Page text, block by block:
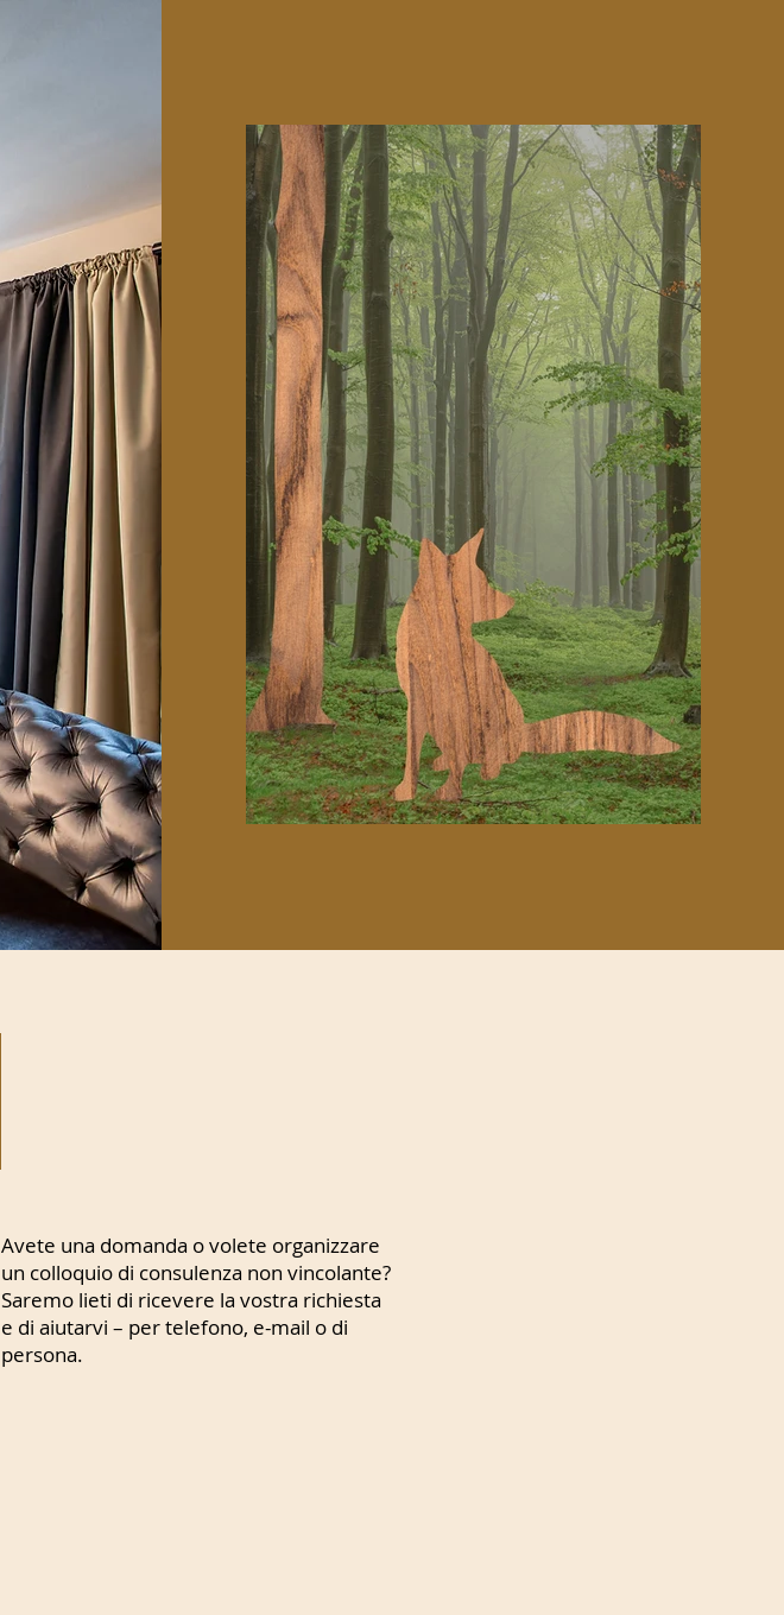
Avete una domanda o volete organizzare
un colloquio di consulenza non vincolante?
Saremo lieti di ricevere la vostra richiesta
e di aiutarvi – per telefono, e-mail o di
persona.